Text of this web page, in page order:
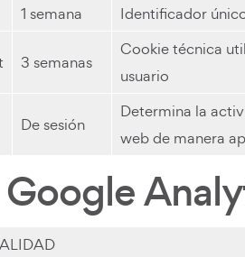
1 semana Identificador
3 semanas
Cookie técnica
usuario
De sesión
Determina la
web de manera